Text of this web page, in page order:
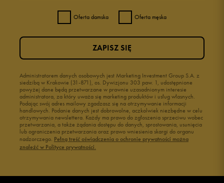
Oferta damska Oferta męska
Administratorem danych osobowych jest Marketing Investment Group S.A. z
siedzibą w Krakowie (31-871), os. Dywizjonu 303 paw. 1, udostępnione
powyżej dane będą przetwarzane w prawnie uzasadnionym interesie
administratora, za który uważa się marketing produktów i usług własnych.
Podając swój adres mailowy zgadzasz się na otrzymywanie informacji
handlowych. Podanie danych jest dobrowolne, aczkolwiek niezbędne w celu
otrzymywania newslettera. Każdy ma prawo do zgłoszenia sprzeciwu wobec
przetwarzania, a także żądania dostępu do danych, sprostowania, usunięcia
lub ograniczenia przetwarzania oraz prawo wniesienia skargi do organu
nadzorczego. Pełną treść oświadczenia o ochronie prywatności można
znaleźć w Polityce prywatności.
ZAPISZ SIĘ